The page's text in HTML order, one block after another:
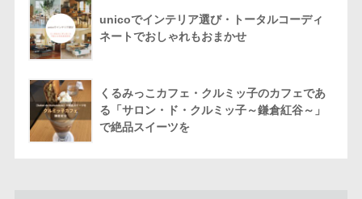
unicoでインテリア選び・トータルコーディ
ネートでおしゃれもおまかせ
くるみっこカフェ・クルミッ子のカフェであ
る「サロン・ド・クルミッ子～鎌倉紅谷～」
で絶品スイーツを